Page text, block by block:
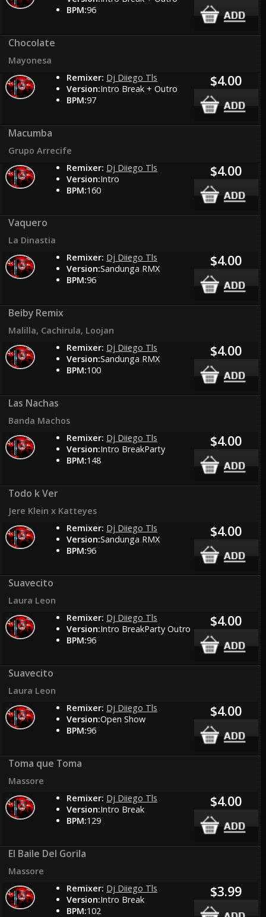
BPM:96
Chocolate
Mayonesa
Remixer: Dj Diiego Tls
Version:Intro Break + Outro
BPM:97
$4.00
Macumba
Grupo Arrecife
Remixer: Dj Diiego Tls
Version:Intro
BPM:160
$4.00
Vaquero
La Dinastia
Remixer: Dj Diiego Tls
Version:Sandunga RMX
BPM:96
$4.00
Beiby Remix
Malilla, Cachirula, Loojan
Remixer: Dj Diiego Tls
Version:Sandunga RMX
BPM:100
$4.00
Las Nachas
Banda Machos
Remixer: Dj Diiego Tls
Version:Intro BreakParty
BPM:148
$4.00
Todo k Ver
Jere Klein x Katteyes
Remixer: Dj Diiego Tls
Version:Sandunga RMX
BPM:96
$4.00
Suavecito
Laura Leon
Remixer: Dj Diiego Tls
Version:Intro BreakParty Outro
BPM:96
$4.00
Suavecito
Laura Leon
Remixer: Dj Diiego Tls
Version:Open Show
BPM:96
$4.00
Toma que Toma
Massore
Remixer: Dj Diiego Tls
Version:Intro Break
BPM:129
$4.00
El Baile Del Gorila
Massore
Remixer: Dj Diiego Tls
Version:Intro Break
BPM:102
$3.99